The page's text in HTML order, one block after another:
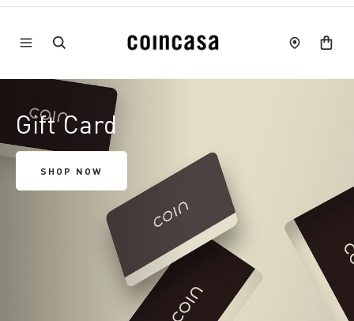
Gift Card
SHOP NOW